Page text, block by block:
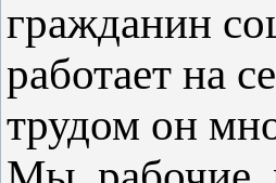
гражданин
работает на
трудом он